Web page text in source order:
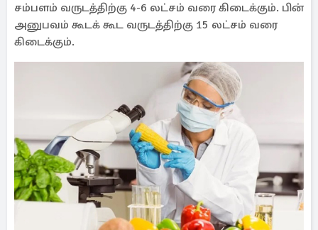
சம்பளம் வருடத்திற்கு 4-6 லட்சம் வரை கிடைக்கும். பின்
அனுபவம் கூடக் கூட வருடத்திற்கு 15 லட்சம் வரை
கிடைக்கும்.